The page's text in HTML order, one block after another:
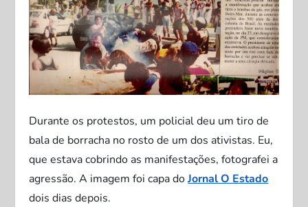
Durante os protestos, um policial deu um tiro de
bala de borracha no rosto de um dos ativistas. Eu,
que estava cobrindo as manifestações, fotografei a
agressão. A imagem foi capa doJornal O Estado
dois dias depois.